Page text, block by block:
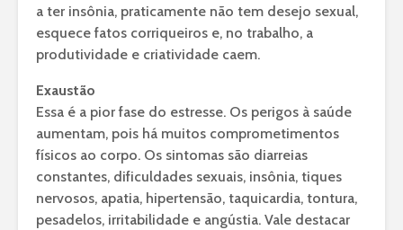
a ter insônia, praticamente não tem desejo sexual,
esquece fatos corriqueiros e, no trabalho, a
produtividade e criatividade caem.
Exaustão
Essa é a pior fase do estresse. Os perigos à saúde
aumentam, pois há muitos comprometimentos
físicos ao corpo. Os sintomas são diarreias
constantes, dificuldades sexuais, insônia, tiques
nervosos, apatia, hipertensão, taquicardia, tontura,
pesadelos, irritabilidade e angústia. Vale destacar